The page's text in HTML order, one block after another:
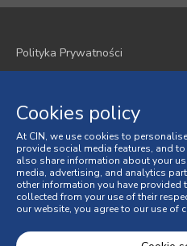
Polityka Prywatności
Regulamin
Ogólne Warunki Sprzedaży
Spory Konsumenckie
Księga Skarg online
© 2026
Cookies policy
At CIN, we use cookies to
provide social media features, and
also share information about your
media, advertising, and analytics
other information you have provided
collected from your use of their
our website, you agree to our use of